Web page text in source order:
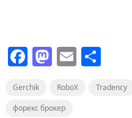
F
c
M
st
E
ai
О
п
Gerchik RoboX Tradency
форекс брокер